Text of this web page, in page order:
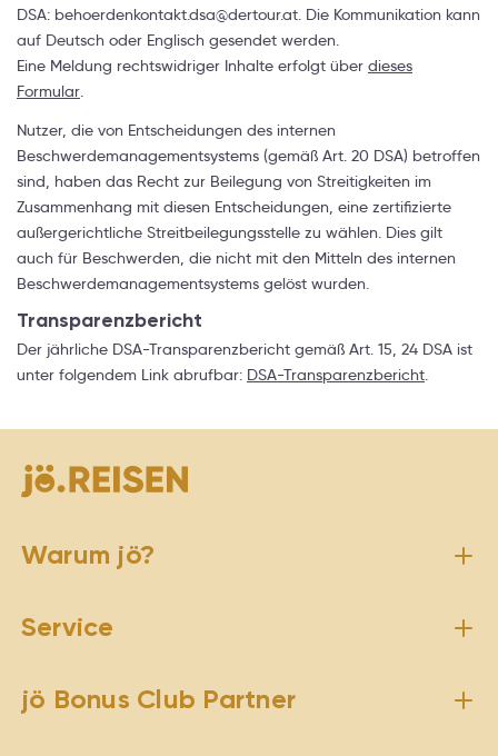
DSA: behoerdenkontakt.dsa@dertour.at. Die Kommunikation kann
auf Deutsch oder Englisch gesendet werden.
Eine Meldung rechtswidriger Inhalte erfolgt über dieses
Formular.
Nutzer, die von Entscheidungen des internen
Beschwerdemanagementsystems (gemäß Art. 20 DSA) betroffen
sind, haben das Recht zur Beilegung von Streitigkeiten im
Zusammenhang mit diesen Entscheidungen, eine zertifizierte
außergerichtliche Streitbeilegungsstelle zu wählen. Dies gilt
auch für Beschwerden, die nicht mit den Mitteln des internen
Beschwerdemanagementsystems gelöst wurden.
Transparenzbericht
Der jährliche DSA-Transparenzbericht gemäß Art. 15, 24 DSA ist
unter folgendem Link abrufbar: DSA-Transparenzbericht.
Warum jö?
Service
jö Bonus Club Partner